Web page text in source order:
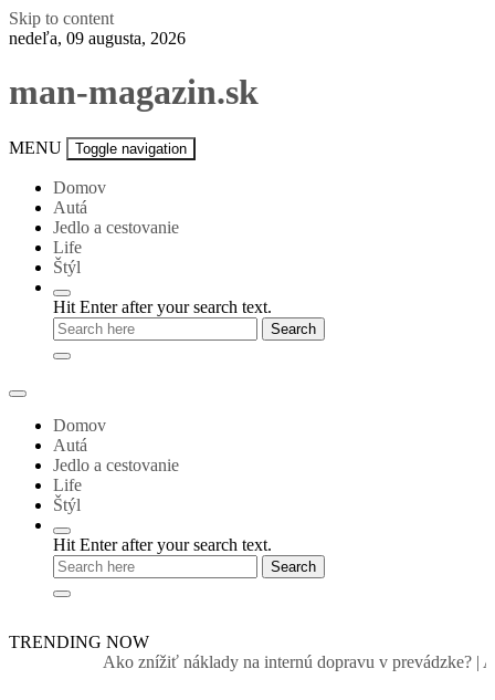
Skip to content
nedeľa, 09 augusta, 2026
man-magazin.sk
MENU Toggle navigation
Domov
Autá
Jedlo a cestovanie
Life
Štýl
Hit Enter after your search text.
Domov
Autá
Jedlo a cestovanie
Life
Štýl
Hit Enter after your search text.
TRENDING NOW
Ako znížiť náklady na internú dopravu v prevádzke?|